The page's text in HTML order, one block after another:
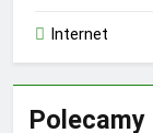
Internet
Polecamy